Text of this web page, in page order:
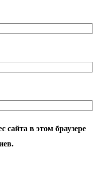
сайта в этом браузере